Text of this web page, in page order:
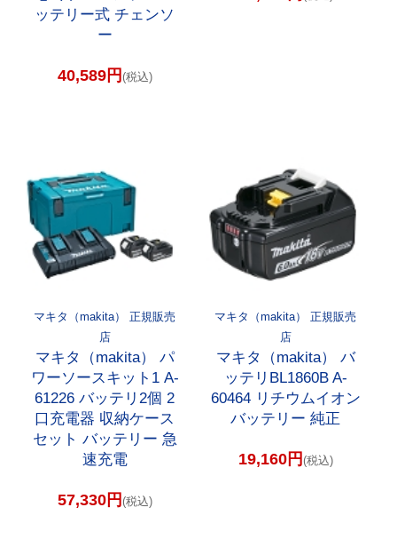
ッテリー式 チェンソ
ー
40,589円 (税込)
マキタ（makita） 正規販売
店
マキタ（makita） パ
ワーソースキット1 A-
61226 バッテリ2個 2
口充電器 収納ケース
セット バッテリー 急
速充電
57,330円 (税込)
マキタ（makita） 正規販売
店
マキタ（makita） バ
ッテリBL1860B A-
60464 リチウムイオン
バッテリー 純正
19,160円 (税込)